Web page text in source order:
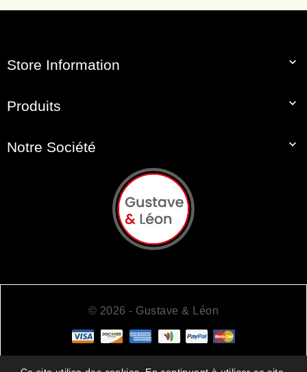
Store Information 
Produits 
Notre Société 
© 2026 - Gustave & Léon